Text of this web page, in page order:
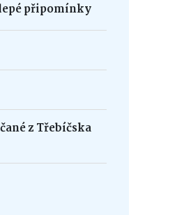
připomínky
z Třebíčska